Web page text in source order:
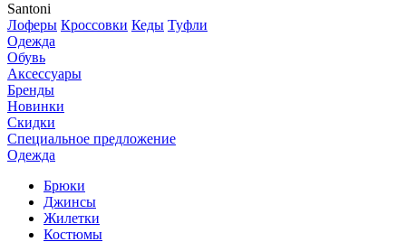
Santoni
Лоферы Кроссовки Кеды Туфли
Одежда
Обувь
Аксессуары
Бренды
Новинки
Скидки
Специальное предложение
Одежда
Брюки
Джинсы
Жилетки
Костюмы